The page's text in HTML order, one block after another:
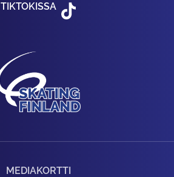
TIKTOKISSA
MEDIAKORTTI